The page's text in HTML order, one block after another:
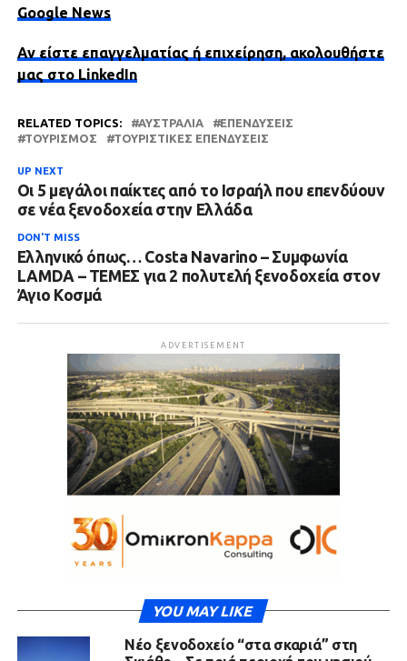
Google News
Αν είστε επαγγελματίας ή επιχείρηση, ακολουθήστε
μας στο LinkedIn
RELATED TOPICS: ΑΥΣΤΡΑΛΊΑ
ΕΠΕΝΔΎΣΕΙΣ
ΤΟΥΡΙΣΜΌΣ
ΤΟΥΡΙΣΤΙΚΈΣ ΕΠΕΝΔΎΣΕΙΣ
UP NEXT
Οι 5 μεγάλοι παίκτες από το Ισραήλ που επενδύουν
σε νέα ξενοδοχεία στην Ελλάδα
DON'T MISS
Ελληνικό όπως… Costa Navarino – Συμφωνία
LAMDA – ΤΕΜΕΣ για 2 πολυτελή ξενοδοχεία στον
Άγιο Κοσμά
ADVERTISEMENT
YOU MAY LIKE
Νέο ξενοδοχείο “στα σκαριά” στη